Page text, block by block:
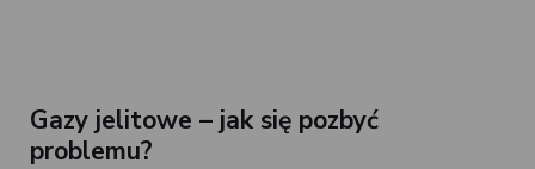
Gazy jelitowe – jak się pozbyć
problemu?